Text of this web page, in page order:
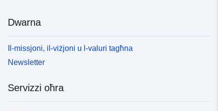
Dwarna
Il-missjoni, il-viżjoni u l-valuri tagħna
Newsletter
Servizzi oħra